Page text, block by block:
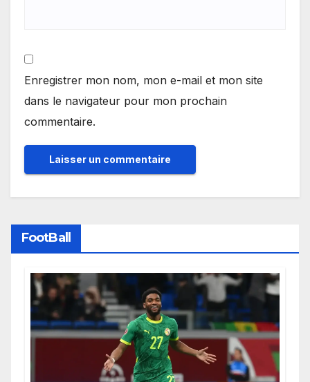
Enregistrer mon nom, mon e-mail et mon site
dans le navigateur pour mon prochain
commentaire.
FootBall